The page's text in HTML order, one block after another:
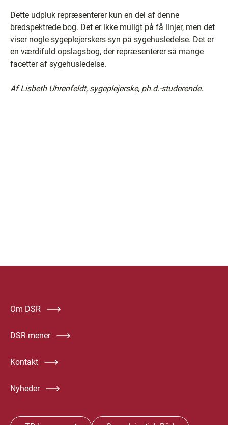
Dette udpluk repræsenterer kun en del af denne
bredspektrede bog. Det er ikke muligt på få linjer, men det
viser nogle sygeplejerskers syn på sygehusledelse. Det er
en værdifuld opslagsbog, der repræsenterer så mange
facetter af sygehusledelse.
Af Lisbeth Uhrenfeldt, sygeplejerske, ph.d.-studerende.
Om DSR
DSR mener
Kontakt
Nyheder